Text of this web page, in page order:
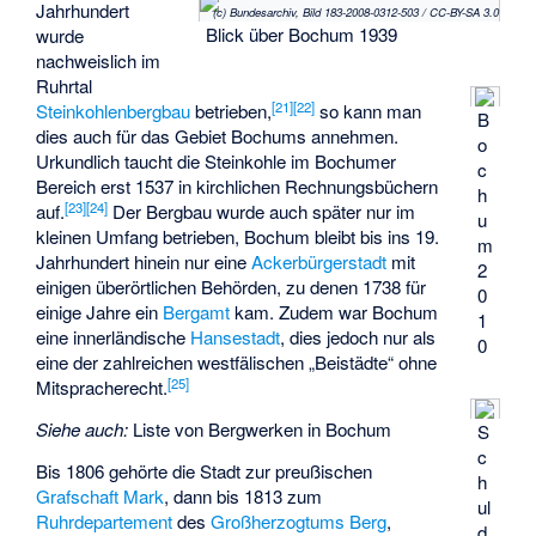
(c) Bundesarchiv, Bild 183-2008-0312-503 / CC-BY-SA 3.0
Blick über Bochum 1939
B
o
c
h
u
m
2
0
1
0
S
c
h
ul
Jahrhundert
wurde
nachweislich im
Ruhrtal
Steinkohlenbergbaubetrieben,[21][22] so kann man
dies auch für das Gebiet Bochums annehmen.
Urkundlich taucht die Steinkohle im Bochumer
Bereich erst 1537 in kirchlichen Rechnungsbüchern
auf.[23][24] Der Bergbau wurde auch später nur im
kleinen Umfang betrieben, Bochum bleibt bis ins 19.
Jahrhundert hinein nur eineAckerbürgerstadt mit
einigen überörtlichen Behörden, zu denen 1738 für
einige Jahre ein Bergamtkam. Zudem war Bochum
eine innerländische Hansestadt, dies jedoch nur als
eine der zahlreichen westfälischen „Beistädte“ ohne
Mitspracherecht.[25]
Siehe auch: Liste von Bergwerken in Bochum
Bis 1806 gehörte die Stadt zur preußischen
Grafschaft Mark, dann bis 1813 zum
RuhrdepartementdesGroßherzogtums Berg,